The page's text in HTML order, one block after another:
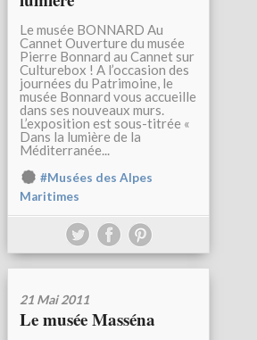
Le musée BONNARD Au
Cannet Ouverture du musée
Pierre Bonnard au Cannet sur
Culturebox ! A l’occasion des
journées du Patrimoine, le
musée Bonnard vous accueille
dans ses nouveaux murs.
L’exposition est sous-titrée «
Dans la lumière de la
Méditerranée...
#Musées des Alpes
Maritimes
21 Mai 2011
Le musée Masséna